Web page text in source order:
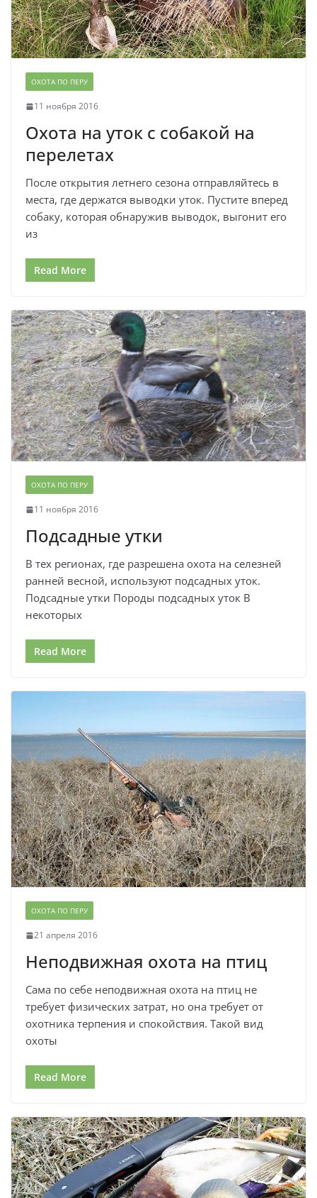
ОХОТА ПО ПЕРУ
11 ноября 2016
Охота на уток с собакой на
перелетах
После открытия летнего сезона отправляйтесь в
места, где держатся выводки уток. Пустите вперед
собаку, которая обнаружив выводок, выгонит его
из
Read More
ОХОТА ПО ПЕРУ
11 ноября 2016
Подсадные утки
В тех регионах, где разрешена охота на селезней
ранней весной, используют подсадных уток.
Подсадные утки Породы подсадных уток В
некоторых
Read More
ОХОТА ПО ПЕРУ
21 апреля 2016
Неподвижная охота на птиц
Сама по себе неподвижная охота на птиц не
требует физических затрат, но она требует от
охотника терпения и спокойствия. Такой вид
охоты
Read More